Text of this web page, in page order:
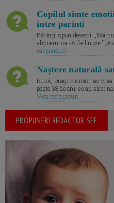
Copilul simte
intre parinti
Părinții spun deseori: „Noi
abținem, ca să fie liniște.”
raspunsuri
Naștere naturală
Bună, Dragi mămici, aș
peste 38 de ani, ce ați ales:
Vezi raspunsuri
PROPUNERI REDACTOR SEF